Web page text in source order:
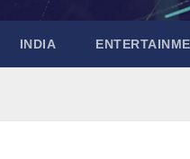
INDIA